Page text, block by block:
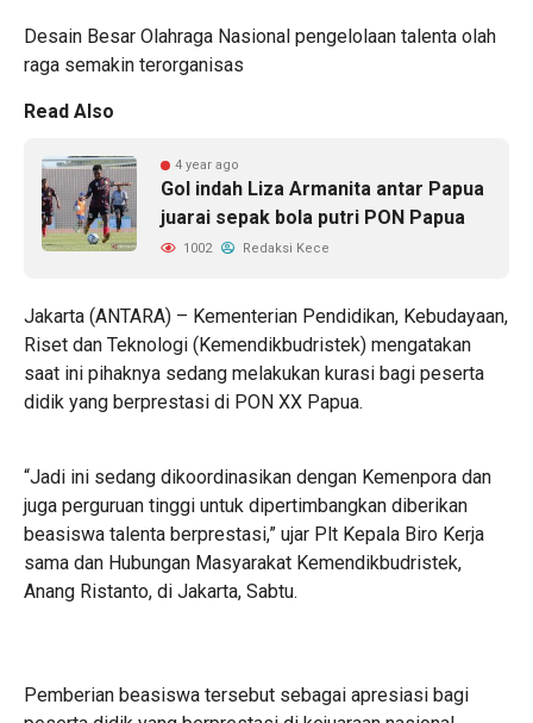
Desain Besar Olahraga Nasional pengelolaan talenta olah
raga semakin terorganisas
Read Also
4 year ago
Gol indah Liza Armanita antar Papua
juarai sepak bola putri PON Papua
1002 Redaksi Kece
Jakarta (ANTARA) – Kementerian Pendidikan, Kebudayaan,
Riset dan Teknologi (Kemendikbudristek) mengatakan
saat ini pihaknya sedang melakukan kurasi bagi peserta
didik yang berprestasi di PON XX Papua.
“Jadi ini sedang dikoordinasikan dengan Kemenpora dan
juga perguruan tinggi untuk dipertimbangkan diberikan
beasiswa talenta berprestasi,” ujar Plt Kepala Biro Kerja
sama dan Hubungan Masyarakat Kemendikbudristek,
Anang Ristanto, di Jakarta, Sabtu.
Pemberian beasiswa tersebut sebagai apresiasi bagi